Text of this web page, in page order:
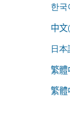
한국
中文
日
繁體
繁體